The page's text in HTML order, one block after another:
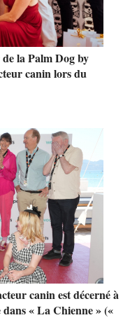
la Palm Dog by
canin lors du
canin est décerné à
« La Chienne » («